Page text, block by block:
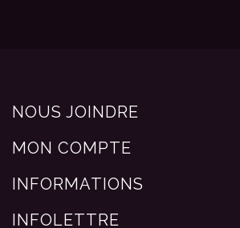
NOUS JOINDRE
MON COMPTE
INFORMATIONS
INFOLETTRE